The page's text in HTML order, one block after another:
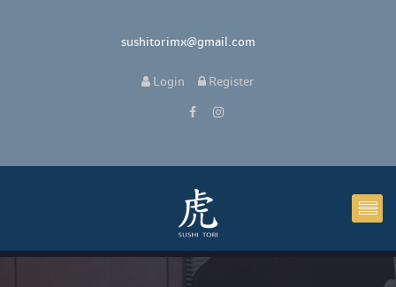
sushitorimx@gmail.com
Login Register